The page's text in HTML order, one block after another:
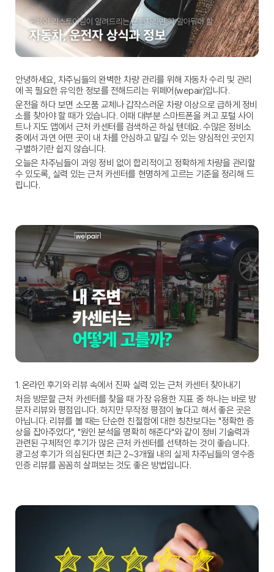
안녕하세요, 차주님들의 완벽한 차량 관리를 위해 자동차 수리 및 관리
에 꼭 필요한 유익한 정보를 전해드리는 위페어(wepair)입니다.
운전을 하다 보면 소모품 교체나 갑작스러운 차량 이상으로 급하게 정비
소를 찾아야 할 때가 있습니다. 이때 대부분 스마트폰을 켜고 포털 사이
트나 지도 앱에서 근처 카센터를 검색하곤 하실 텐데요. 수많은 정비소
중에서 과연 어떤 곳이 내 차를 안심하고 맡길 수 있는 양심적인 곳인지
구별하기란 쉽지 않습니다.
오늘은 차주님들이 과잉 정비 없이 합리적이고 정확하게 차량을 관리할
수 있도록, 실력 있는 근처 카센터를 현명하게 고르는 기준을 정리해 드
립니다.
1. 온라인 후기와 리뷰 속에서 진짜 실력 있는 근처 카센터 찾아내기
처음 방문할 근처 카센터를 찾을 때 가장 유용한 지표 중 하나는 바로 방
문자 리뷰와 평점입니다. 하지만 무작정 평점이 높다고 해서 좋은 곳은
아닙니다. 리뷰를 볼 때는 단순한 친절함에 대한 칭찬보다는 "정확한 증
상을 잡아주었다", "원인 분석을 명확히 해준다"와 같이 정비 기술력과
관련된 구체적인 후기가 많은 근처 카센터를 선택하는 것이 좋습니다.
광고성 후기가 의심된다면 최근 2~3개월 내의 실제 차주님들의 영수증
인증 리뷰를 꼼꼼히 살펴보는 것도 좋은 방법입니다.